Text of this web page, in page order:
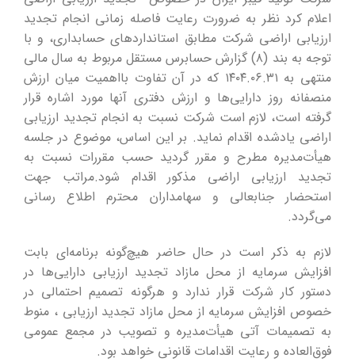
اعلام کرد نظر به ضرورت رعایت فاصله زمانی انجام تجدید
ارزیابی اراضی شرکت مطابق استانداردهای حسابداری، و با
توجه به بند (۸) گزارش حسابرس مستقل مربوط به سال مالی
منتهی به ۱۴۰۴.۰۶.۳۱ که در آن تفاوت بااهمیت میان ارزش
منصفانه روز دارایی‌ها و ارزش دفتری آنها مورد اشاره قرار
گرفته است، لازم است شرکت نسبت به انجام تجدید ارزیابی
اراضی یادشده اقدام نماید. بر این اساس، موضوع در جلسه
هیأت‌مدیره مطرح و مقرر گردید حسب مقررات نسبت به
تجدید ارزیابی اراضی مذکور اقدام شود.مراتب جهت
استحضار جنابعالی و سهامداران محترم اطلاع رسانی
می‌گردد.
لازم به ذکر است در حال حاضر هیچ‌گونه برنامه‌ای بابت
افزایش سرمایه از محل مازاد تجدید ارزیابی دارایی‌ها در
دستور کار شرکت قرار ندارد و هرگونه تصمیم احتمالی در
خصوص افزایش سرمایه از محل مازاد تجدید ارزیابی ، منوط
به تصمیمات آتی هیأت‌مدیره و تصویب در مجمع عمومی
فوق‌العاده و رعایت اقدامات قانونی خواهد بود.